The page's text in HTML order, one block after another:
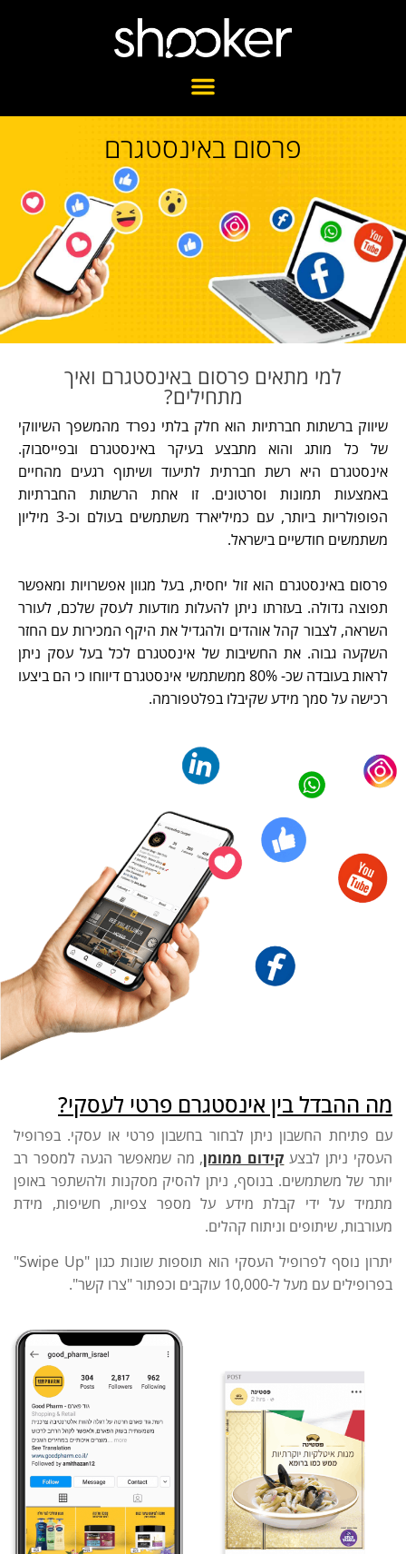
פרסום באינסטגרם
למי מתאים פרסום באינסטגרם ואיך
מתחילים?
שיווק ברשתות חברתיות הוא חלק בלתי נפרד מהמשפך השיווקי
של כל מותג והוא מתבצע בעיקר באינסטגרם ובפייסבוק.
אינסטגרם היא רשת חברתית לתיעוד ושיתוף רגעים מהחיים
באמצעות תמונות וסרטונים. זו אחת הרשתות החברתיות
הפופולריות ביותר, עם כמיליארד משתמשים בעולם וכ-3 מיליון
משתמשים חודשיים בישראל.
פרסום באינסטגרם הוא זול יחסית, בעל מגוון אפשרויות ומאפשר
תפוצה גדולה. בעזרתו ניתן להעלות מודעות לעסק שלכם, לעורר
השראה, לצבור קהל אוהדים ולהגדיל את היקף המכירות עם החזר
השקעה גבוה. את החשיבות של אינסטגרם לכל בעל עסק ניתן
לראות בעובדה שכ- 80% ממשתמשי אינסטגרם דיווחו כי הם ביצעו
רכישה על סמך מידע שקיבלו בפלטפורמה.
מה ההבדל בין אינסטגרם פרטי לעסקי?
עם פתיחת החשבון ניתן לבחור בחשבון פרטי או עסקי. בפרופיל
העסקי ניתן לבצע קידום ממומן, מה שמאפשר הגעה למספר רב
יותר של משתמשים. בנוסף, ניתן להסיק מסקנות ולהשתפר באופן
מתמיד על ידי קבלת מידע על מספר צפיות, חשיפות, מידת
מעורבות, שיתופים וניתוח קהלים.
יתרון נוסף לפרופיל העסקי הוא תוספות שונות כגון "Swipe Up"
בפרופילים עם מעל ל-10,000 עוקבים וכפתור "צרו קשר".